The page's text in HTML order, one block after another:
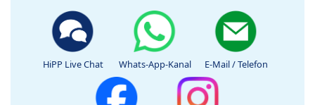
HiPP Live Chat Whats-App-Kanal E-Mail / Telefon